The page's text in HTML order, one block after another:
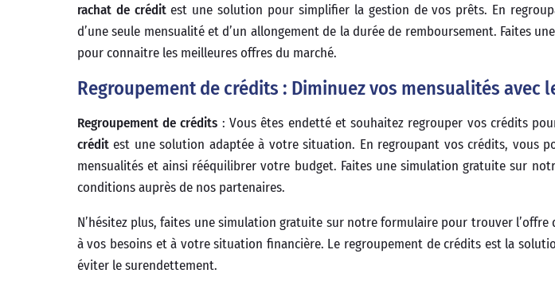
rachat de créditest une solution pour simplifier la gestion de vos prêts. En
d’une seule mensualité et d’un allongement de la durée de remboursement. Faites
pour connaitre les meilleures offres du marché.
Regroupement de crédits : Diminuez vos mensualités avec
Regroupement de crédits : Vous êtes endetté et souhaitez regrouper vos crédits
créditest une solution adaptée à votre situation. En regroupant vos crédits, vous
mensualités et ainsi rééquilibrer votre budget. Faites une simulation gratuite sur
conditions auprès de nos partenaires.
N’hésitez plus, faites une simulation gratuite sur notre formulaire pour trouver
à vos besoins et à votre situation financière. Le regroupement de crédits est la
éviter le surendettement.